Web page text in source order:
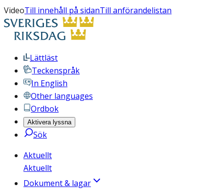
VideoTill innehåll på sidanTill anförandelistan
Lättläst
Teckenspråk
In English
Other languages
Ordbok
Aktivera lyssna
Sök
Aktuellt
Aktuellt
Dokument & lagar